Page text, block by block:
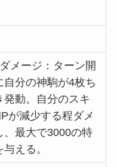
メージ：ターン開
自分の神駒が4枚ち
発動。自分のスキ
が減少する程ダメ
、最大で3000の特
える。